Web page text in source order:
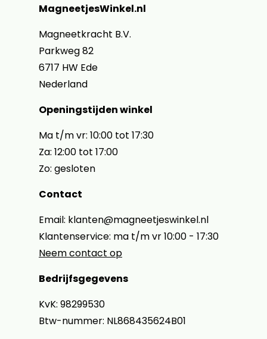
MagneetjesWinkel.nl
Magneetkracht B.V.
Parkweg 82
6717 HW Ede
Nederland
Openingstijden winkel
Ma t/m vr: 10:00 tot 17:30
Za: 12:00 tot 17:00
Zo: gesloten
Contact
Email: klanten@magneetjeswinkel.nl
Klantenservice: ma t/m vr 10:00 - 17:30
Neem contact op
Bedrijfsgegevens
KvK: 98299530
Btw-nummer: NL868435624B01